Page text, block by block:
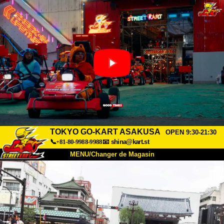
TOKYO GO-KART ASAKUSA
OPEN 9:30-21:30
📞+81-80-9988-9988📧 shina@kart.st
MENU/Changer de Magasin
À Propos Caractéristiques Tarifs
Accès Avis FAQ